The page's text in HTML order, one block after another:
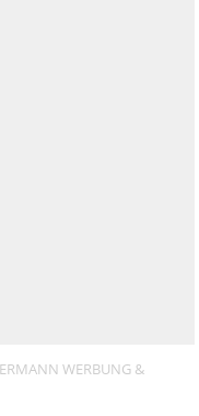
WERBUNG &